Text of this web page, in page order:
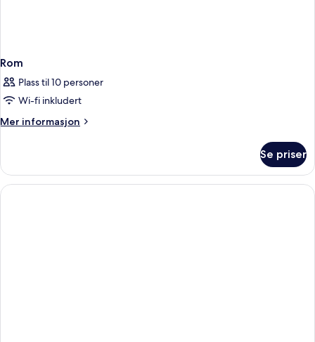
Rom
Plass til 10 personer
Wi-fi inkludert
Mer informasjon
Mer
Se priser